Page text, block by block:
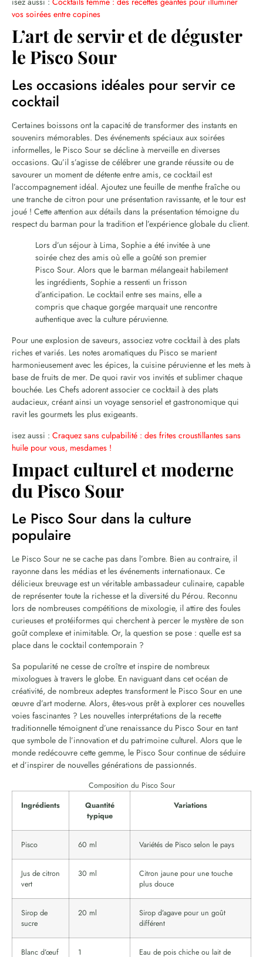
vos soirées entre copines
L’art de servir et de déguster
le Pisco Sour
Les occasions idéales pour servir ce
cocktail
Certaines boissons ont la capacité de transformer des instants en
souvenirs mémorables. Des événements spéciaux aux soirées
informelles, le Pisco Sour se décline à merveille en diverses
occasions. Qu’il s’agisse de célébrer une grande réussite ou de
savourer un moment de détente entre amis, ce cocktail est
l’accompagnement idéal. Ajoutez une feuille de menthe fraîche ou
une tranche de citron pour une présentation ravissante, et le tour est
joué ! Cette attention aux détails dans la présentation témoigne du
respect du barman pour la tradition et l’expérience globale du client.
Lors d’un séjour à Lima, Sophie a été invitée à une
soirée chez des amis où elle a goûté son premier
Pisco Sour. Alors que le barman mélangeait habilement
les ingrédients, Sophie a ressenti un frisson
d’anticipation. Le cocktail entre ses mains, elle a
compris que chaque gorgée marquait une rencontre
authentique avec la culture péruvienne.
Pour une explosion de saveurs, associez votre cocktail à des plats
riches et variés. Les notes aromatiques du Pisco se marient
harmonieusement avec les épices, la cuisine péruvienne et les mets à
base de fruits de mer. De quoi ravir vos invités et sublimer chaque
bouchée. Les Chefs adorent associer ce cocktail à des plats
audacieux, créant ainsi un voyage sensoriel et gastronomique qui
ravit les gourmets les plus exigeants.
isez aussi : Craquez sans culpabilité : des frites croustillantes sans
huile pour vous, mesdames !
Impact culturel et moderne
du Pisco Sour
Le Pisco Sour dans la culture
populaire
Le Pisco Sour ne se cache pas dans l’ombre. Bien au contraire, il
rayonne dans les médias et les événements internationaux. Ce
délicieux breuvage est un véritable ambassadeur culinaire, capable
de représenter toute la richesse et la diversité du Pérou. Reconnu
lors de nombreuses compétitions de mixologie, il attire des foules
curieuses et protéiformes qui cherchent à percer le mystère de son
goût complexe et inimitable. Or, la question se pose : quelle est sa
place dans le cocktail contemporain ?
Sa popularité ne cesse de croître et inspire de nombreux
mixologues à travers le globe. En naviguant dans cet océan de
créativité, de nombreux adeptes transforment le Pisco Sour en une
œuvre d’art moderne. Alors, êtes-vous prêt à explorer ces nouvelles
voies fascinantes ? Les nouvelles interprétations de la recette
traditionnelle témoignent d’une renaissance du Pisco Sour en tant
que symbole de l’innovation et du patrimoine culturel. Alors que le
monde redécouvre cette gemme, le Pisco Sour continue de séduire
et d’inspirer de nouvelles générations de passionnés.
Composition du Pisco Sour
Ingrédients
Quantité
typique
Variations
Pisco 60 ml Variétés de Pisco selon le pays
Jus de citron
vert
30 ml
Citron jaune pour une touche
plus douce
Sirop de
sucre
20 ml
Sirop d’agave pour un goût
différent
Blanc d’œuf 1
Eau de pois chiche ou lait de